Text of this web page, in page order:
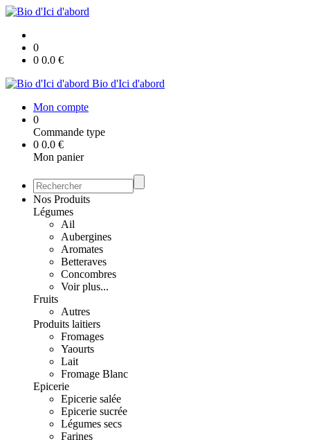
0
0 0.0 €
Bio d'Ici d'abord
Mon compte
0
Commande type
0 0.0 €
Mon panier
Nos Produits
Légumes
Ail
Aubergines
Aromates
Betteraves
Concombres
Voir plus...
Fruits
Autres
Produits laitiers
Fromages
Yaourts
Lait
Fromage Blanc
Epicerie
Epicerie salée
Epicerie sucrée
Légumes secs
Farines